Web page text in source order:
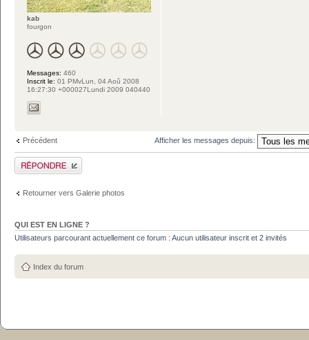
kab
fourgon
Messages: 460
Inscrit le: 01 PMvLun, 04 Aoû 2008
16:27:30 +000027Lundi 2009 040440
Précédent Afficher les messages depuis:
Publier une réponse
Retourner vers Galerie photos
QUI EST EN LIGNE ?
Utilisateurs parcourant actuellement ce forum : Aucun utilisateur inscrit et 2 invités
Index du forum